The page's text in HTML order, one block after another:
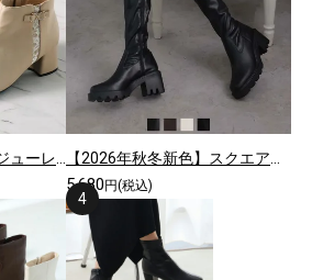
スクエアトゥリボンビジューレースショートブーツ 【2026年秋冬新色】スクエアトゥ厚底ストレッチロングブーツ
5,680 円(税込)